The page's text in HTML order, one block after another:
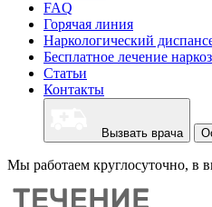
FAQ
Горячая линия
Наркологический
Бесплатное лечение
Статьи
Контакты
Вызвать врача
Мы работаем круглосуточно, в